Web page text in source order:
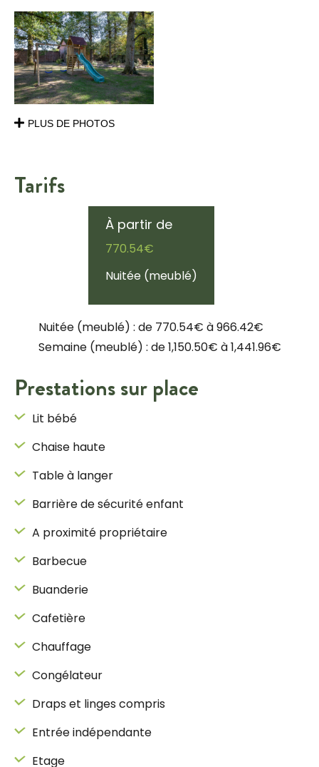
PLUS DE PHOTOS
Tarifs
À partir de
770.54€
Nuitée (meublé)
Nuitée (meublé) : de 770.54€ à 966.42€
Semaine (meublé) : de 1,150.50€ à 1,441.96€
Prestations sur place
Lit bébé
Chaise haute
Table à langer
Barrière de sécurité enfant
A proximité propriétaire
Barbecue
Buanderie
Cafetière
Chauffage
Congélateur
Draps et linges compris
Entrée indépendante
Etage